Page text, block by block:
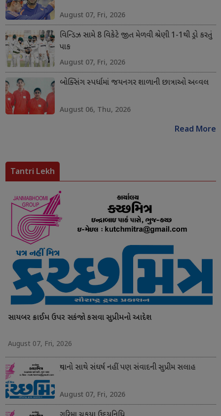
August 07, Fri, 2026
વિન્ડિઝ સામે 8 વિકેટે જીત મેળવી શ્રેણી 1-1થી ડ્રો કરતું
પાક
August 07, Fri, 2026
બોક્સિંગ સ્પર્ધામાં જયનગર શાળાની છાત્રાઓ અવ્વલ
August 06, Thu, 2026
Read More
Tantri Lekh
સાયબર ક્રાઈમ ઉપર સકંજો કસવા સુપ્રીમનો આદેશ
August 07, Fri, 2026
યુવાનો સાથે સંઘર્ષ નહીં પણ સંવાદની સુપ્રીમ સલાહ
August 07, Fri, 2026